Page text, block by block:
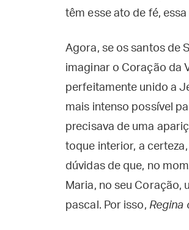
têm esse ato de fé,
Agora, se os santos de
imaginar o Coração da
perfeitamente unido a
mais intenso possível
precisava de uma
toque interior, a
dúvidas de que, no
Maria, no seu Coração,
pascal. Por isso, Regina